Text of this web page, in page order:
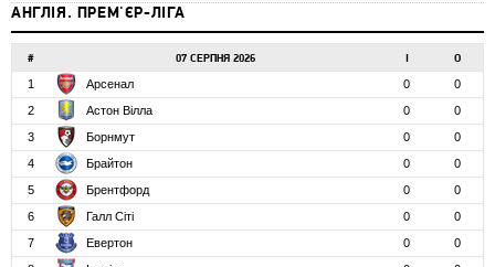
АНГЛІЯ. ПРЕМ'ЄР-ЛІГА
# 07 СЕРПНЯ 2026 І О
1 Арсенал 0
0
2
Астон Вілла 0
0
3
Борнмут 0
0
4
Брайтон 0
0
5
Брентфорд 0
0
6
Галл Сіті 0
0
7
Евертон 0
0